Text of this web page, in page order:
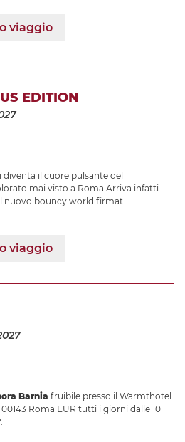
viaggio
EDITION
diventa il cuore pulsante del
mai visto a Roma.Arriva infatti
nuovo bouncy world firmat
viaggio
Barnia fruibile presso il Warmthotel
Roma EUR tutti i giorni dalle 10